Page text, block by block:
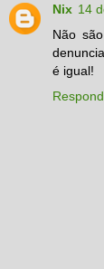
Nix 14
Não
é igual!